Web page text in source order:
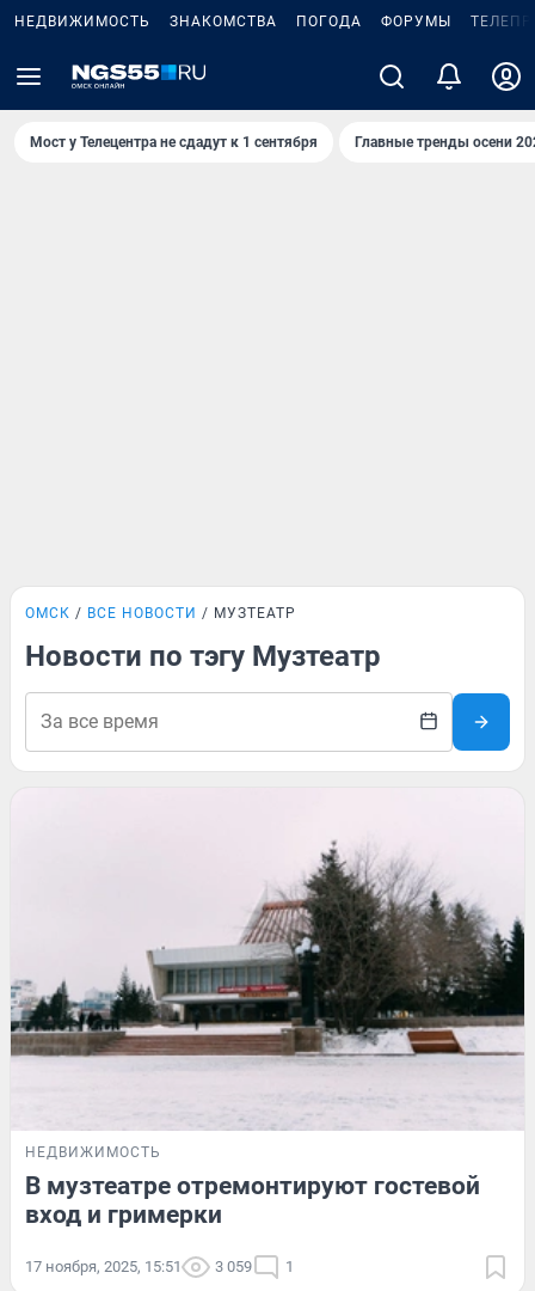
НЕДВИЖИМОСТЬ ЗНАКОМСТВА ПОГОДА ФОРУМЫ
Мост у Телецентра не сдадут к 1 сентября Главные тренды осени
ОМСК ВСЕ НОВОСТИ МУЗТЕАТР
Новости по тэгу Музтеатр
НЕДВИЖИМОСТЬ
В музтеатре отремонтируют гостевой
вход и гримерки
17 ноября, 2025, 15:51 3 059 1